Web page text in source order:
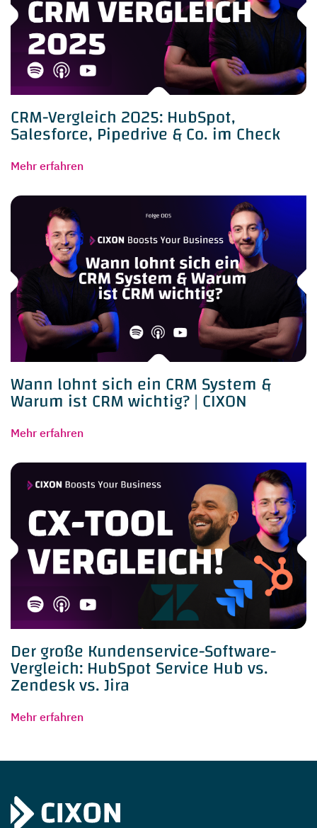
CRM-Vergleich 2025: HubSpot,
Salesforce, Pipedrive & Co. im Check
Mehr erfahren
Wann lohnt sich ein CRM System &
Warum ist CRM wichtig? | CIXON
Mehr erfahren
Der große Kundenservice-Software-
Vergleich: HubSpot Service Hub vs.
Zendesk vs. Jira
Mehr erfahren